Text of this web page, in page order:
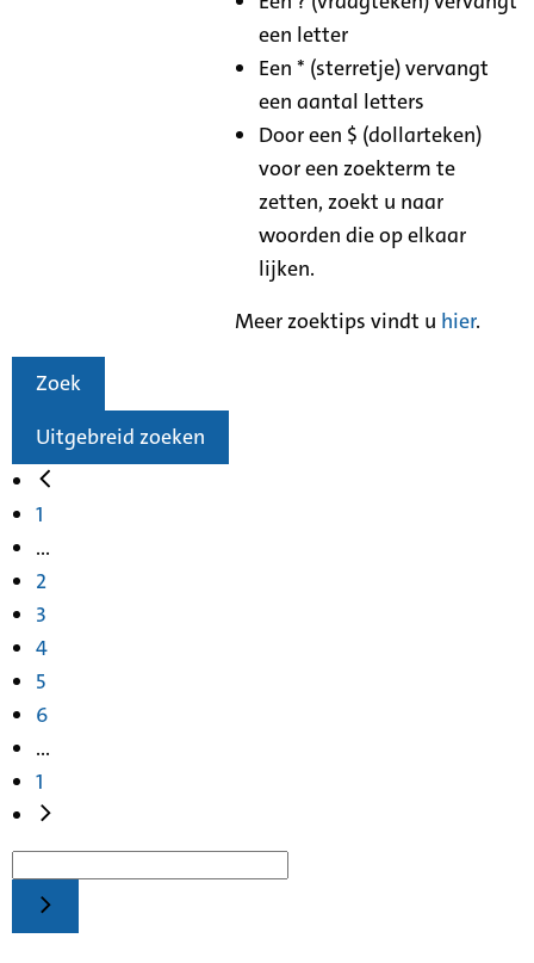
een letter
Een * (sterretje) vervangt
een aantal letters
Door een $ (dollarteken)
voor een zoekterm te
zetten, zoekt u naar
woorden die op elkaar
lijken.
Meer zoektips vindt u hier.
Zoek
Uitgebreid zoeken
1
...
2
3
4
5
6
...
1